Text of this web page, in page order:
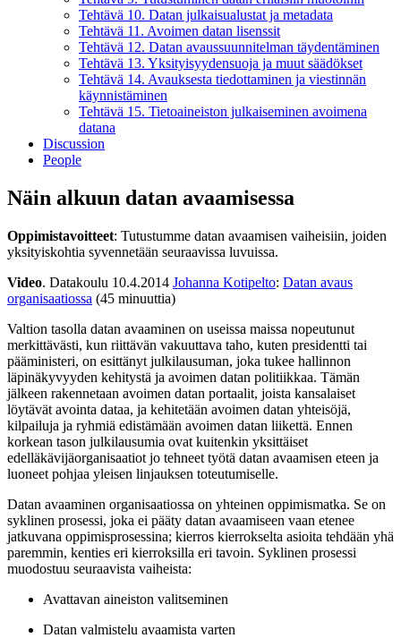
Tehtävä 10. Datan julkaisualustat ja metadata
Tehtävä 11. Avoimen datan lisenssit
Tehtävä 12. Datan avaussuunnitelman täydentäminen
Tehtävä 13. Yksityisyydensuoja ja muut säädökset
Tehtävä 14. Avauksesta tiedottaminen ja viestinnän
käynnistäminen
Tehtävä 15. Tietoaineiston julkaiseminen avoimena
datana
Discussion
People
Näin alkuun datan avaamisessa
Oppimistavoitteet: Tutustumme datan avaamisen vaiheisiin, joiden
yksityiskohtia syvennetään seuraavissa luvuissa.
Video. Datakoulu 10.4.2014 Johanna Kotipelto: Datan avaus
organisaatiossa (45 minuuttia)
Valtion tasolla datan avaaminen on useissa maissa nopeutunut
merkittävästi, kun riittävän vakuuttava taho, kuten presidentti tai
pääministeri, on esittänyt julkilausuman, joka tukee hallinnon
läpinäkyvyyden kehitystä ja avoimen datan politiikkaa. Tämän
jälkeen rakennetaan avoimen datan portaalit, joista kansalaiset
löytävät avointa dataa, ja kehitetään avoimen datan yhteisöjä,
kilpailuja ja ryhmiä edistämään avoimen datan liikettä. Ennen
korkean tason julkilausumia ovat kuitenkin yksittäiset
edelläkävijäorganisaatiot jo tehneet työtä datan avaamisen eteen ja
luoneet pohjaa yleisen linjauksen toteutumiselle.
Datan avaaminen organisaatiossa on yhteinen oppimismatka. Se on
syklinen prosessi, joka ei pääty datan avaamiseen vaan etenee
jatkuvana oppimisprosessina; kierros kierrokselta asioita tehdään yhä
paremmin, kenties eri kierroksilla eri tavoin. Syklinen prosessi
muodostuu seuraavista vaiheista:
Avattavan aineiston valitseminen
Datan valmistelu avaamista varten